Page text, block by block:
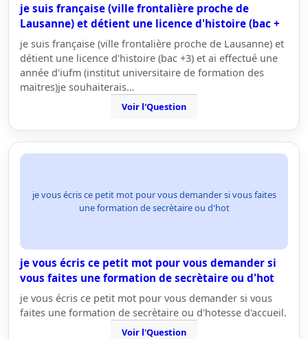
je suis française (ville frontalière proche de
Lausanne) et détient une licence d'histoire (bac +
je suis française (ville frontalière proche de Lausanne) et
détient une licence d'histoire (bac +3) et ai effectué une
année d'iufm (institut universitaire de formation des
maitres)je souhaiterais…
Voir l'Question
je vous écris ce petit mot pour vous demander si vous faites
une formation de secrètaire ou d'hot
je vous écris ce petit mot pour vous demander si
vous faites une formation de secrètaire ou d'hot
je vous écris ce petit mot pour vous demander si vous
faites une formation de secrètaire ou d'hotesse d'accueil.
Voir l'Question